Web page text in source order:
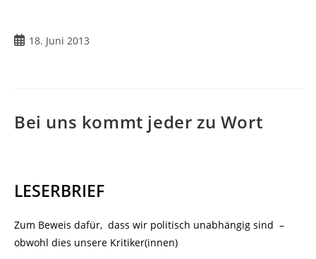
18. Juni 2013
Bei uns kommt jeder zu Wort
LESERBRIEF
Zum Beweis dafür, dass wir politisch unabhängig sind –
obwohl dies unsere Kritiker(innen)